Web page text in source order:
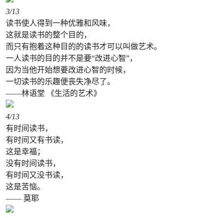
3/13
读书使人得到一种优雅和风味，
这就是读书的整个目的，
而只有抱着这种目的的读书才可以叫做艺术。
一人读书的目的并不是要“改进心智”，
因为当他开始想要改进心智的时候，
一切读书的乐趣便丧失净尽了。
——林语堂 《生活的艺术》
4/13
有时间读书，
有时间又有书读，
这是幸福；
没有时间读书，
有时间又没书读，
这是苦恼。
—— 莫耶